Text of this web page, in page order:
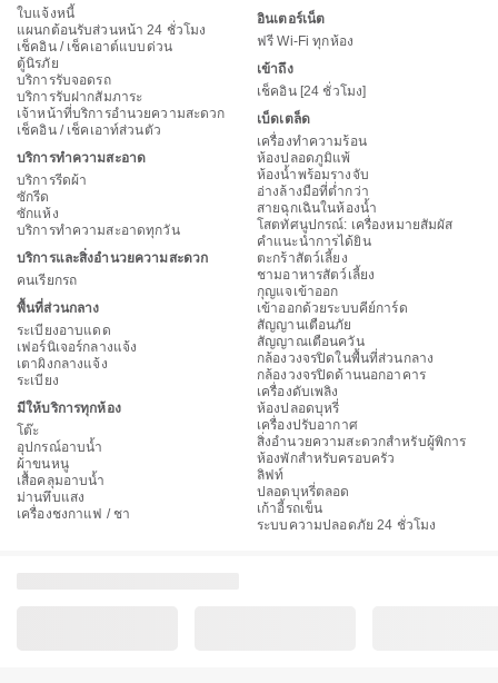
ใบแจ้งหนี้
แผนกต้อนรับส่วนหน้า 24 ชั่วโมง
เช็คอิน / เช็คเอาต์แบบด่วน
ตู้นิรภัย
บริการรับจอดรถ
บริการรับฝากสัมภาระ
เจ้าหน้าที่บริการอำนวยความสะดวก
เช็คอิน / เช็คเอาท์ส่วนตัว
บริการทำความสะอาด
บริการรีดผ้า
ซักรีด
ซักแห้ง
บริการทำความสะอาดทุกวัน
บริการและสิ่งอำนวยความสะดวก
คนเรียกรถ
พื้นที่ส่วนกลาง
ระเบียงอาบแดด
เฟอร์นิเจอร์กลางแจ้ง
เตาผิงกลางแจ้ง
ระเบียง
มีให้บริการทุกห้อง
โต๊ะ
อุปกรณ์อาบน้ำ
ผ้าขนหนู
เสื้อคลุมอาบน้ำ
ม่านทึบแสง
เครื่องชงกาแฟ / ชา
อินเตอร์เน็ต
ฟรี Wi-Fi ทุกห้อง
เข้าถึง
เช็คอิน [24 ชั่วโมง]
เบ็ดเตล็ด
เครื่องทำความร้อน
ห้องปลอดภูมิแพ้
ห้องน้ำพร้อมรางจับ
อ่างล้างมือที่ต่ำกว่า
สายฉุกเฉินในห้องน้ำ
โสตทัศนูปกรณ์: เครื่องหมายสัมผัส
คำแนะนำการได้ยิน
ตะกร้าสัตว์เลี้ยง
ชามอาหารสัตว์เลี้ยง
กุญแจเข้าออก
เข้าออกด้วยระบบคีย์การ์ด
สัญญานเตือนภัย
สัญญาณเตือนควัน
กล้องวงจรปิดในพื้นที่ส่วนกลาง
กล้องวงจรปิดด้านนอกอาคาร
เครื่องดับเพลิง
ห้องปลอดบุหรี่
เครื่องปรับอากาศ
สิ่งอำนวยความสะดวกสำหรับผู้พิการ
ห้องพักสำหรับครอบครัว
ลิฟท์
ปลอดบุหรี่ตลอด
เก้าอี้รถเข็น
ระบบความปลอดภัย 24 ชั่วโมง